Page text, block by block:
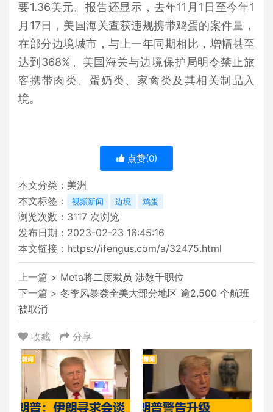
要1.36美元。报告还显示，去年11月1日至今年1
月17日，美国海关查获违规携带鸡蛋的案件量，
在部分边境城市，与上一年同期相比，增幅甚至
达到368%。美国海关与边境保护局明令禁止旅
客携带肉类、蛋奶类、家禽类及其相关制品入
境。
点赞(0)
本文分类： 美洲
本文标签：
视频新闻 边境 鸡蛋
浏览次数： 3117 次浏览
发布日期：2023-02-23 16:45:16
本文链接： https://ifengus.com/a/32475.html
上一篇 > Meta将二度裁员 涉数千职位
下一篇 > 冬季风暴袭全美大部分地区 逾2,500 个航班
被取消
收藏 分享